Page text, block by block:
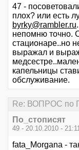
47 -
плох? или есть
byrky@rambler.ru
непомню точно.
стационаре..но
выражал и
капельницы
обслуживание.
Re: ВОПРОС
По_стописят
49 - 20.10.2010 - 21:11
fata_Morgana -